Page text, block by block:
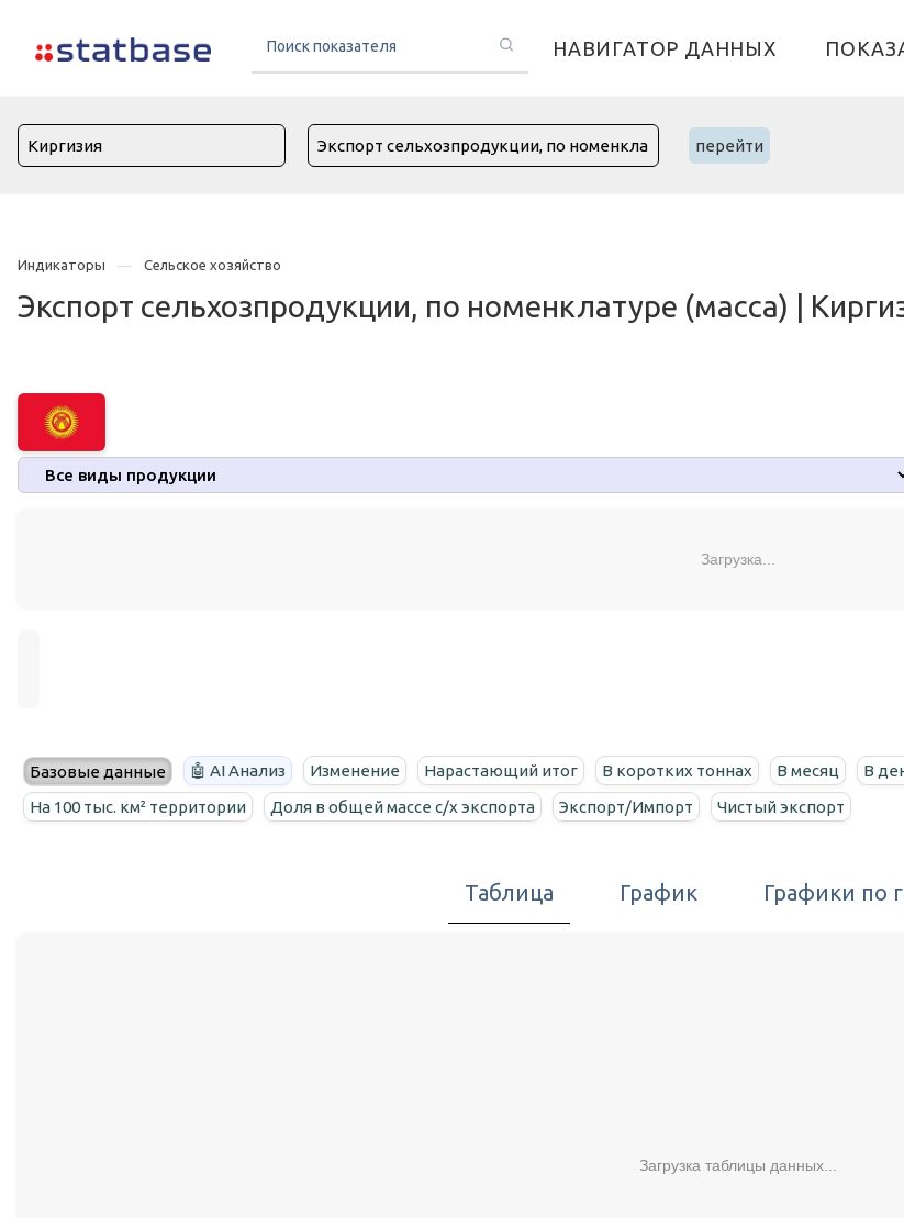
НАВИГАТОР ДАННЫХ
перейти
Индикаторы Сельское хозяйство
Экспорт сельхозпродукции, по номенклатуре (масса) |
Загрузка...
Базовые данные 🤖 AI Анализ Изменение Нарастающий итог В коротких тоннах В месяц В
На 100 тыс. км² территории
Доля в общей массе с/х экспорта Экспорт/Импорт Чистый экспорт
Таблица График Графики по
Загрузка таблицы данных...